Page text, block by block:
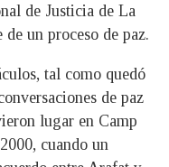
de Justicia de La
un proceso de paz.
tal como quedó
de paz
lugar en Camp
cuando un